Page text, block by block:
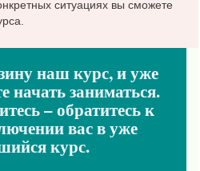
ситуациях вы сможете
наш курс, и уже
начать заниматься.
– обратитесь к
вас в уже
курс.